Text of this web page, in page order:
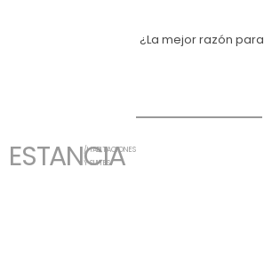
¿La mejor razón para
ESTANCIA
/HABITACIONES
Y SUITES